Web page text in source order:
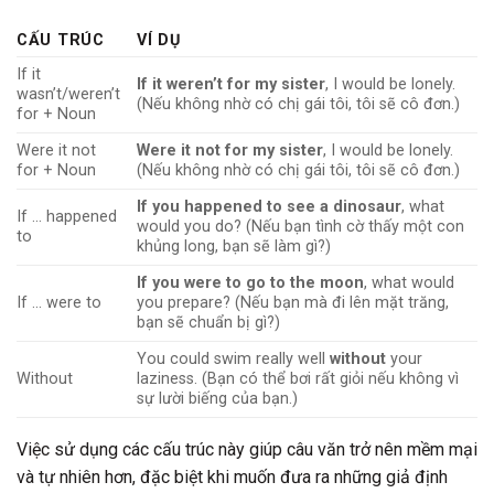
CẤU TRÚC
VÍ DỤ
If it
wasn’t/weren’t
for + Noun
If it weren’t for my sister, I would be lonely.
(Nếu không nhờ có chị gái tôi, tôi sẽ cô đơn.)
Were it not
for + Noun
Were it not for my sister, I would be lonely.
(Nếu không nhờ có chị gái tôi, tôi sẽ cô đơn.)
If … happened
to
If you happened to see a dinosaur, what
would you do? (Nếu bạn tình cờ thấy một con
khủng long, bạn sẽ làm gì?)
If … were to
If you were to go to the moon, what would
you prepare? (Nếu bạn mà đi lên mặt trăng,
bạn sẽ chuẩn bị gì?)
Without
You could swim really wellwithout your
laziness. (Bạn có thể bơi rất giỏi nếu không vì
sự lười biếng của bạn.)
Việc sử dụng các cấu trúc này giúp câu văn trở nên mềm mại
và tự nhiên hơn, đặc biệt khi muốn đưa ra những giả định